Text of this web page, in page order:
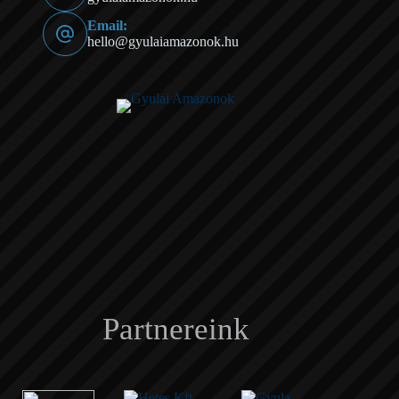
Email:
hello@gyulaiamazonok.hu
Partnereink